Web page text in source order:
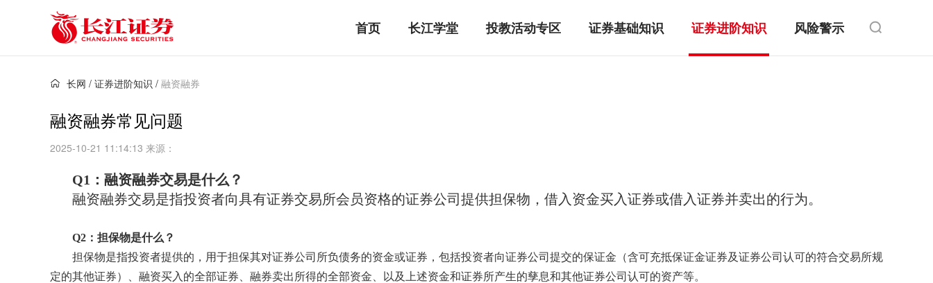
首页 长江学堂 投教活动专区 证券基础知识 证券进阶知识 风险警示
长网 / 证券进阶知识 / 融资融券
融资融券常见问题
2025-10-21 11:14:13 来源：
Q1：融资融券交易是什么？
融资融券交易是指投资者向具有证券交易所会员资格的证券公司提供担保物，借入资金买入证券或借入证券并卖出的行为。
Q2： 担保物是什么？
担保物是指投资者提供的，用于担保其对证券公司所负债务的资金或证券，包括投资者向证券公司提交的保证金（含可充抵保证金证券及证券公司认可的符合交易所规
定的其他证券）、融资买入的全部证券、融券卖出所得的全部资金、以及上述资金和证券所产生的孳息和其他证券公司认可的资产等。